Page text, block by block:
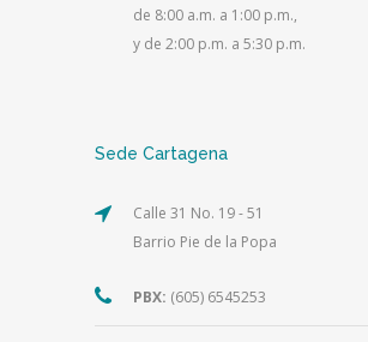
de 8:00 a.m. a 1:00 p.m.,
y de 2:00 p.m. a 5:30 p.m.
Sede Cartagena
Calle 31 No. 19 - 51
Barrio Pie de la Popa
PBX: (605) 6545253